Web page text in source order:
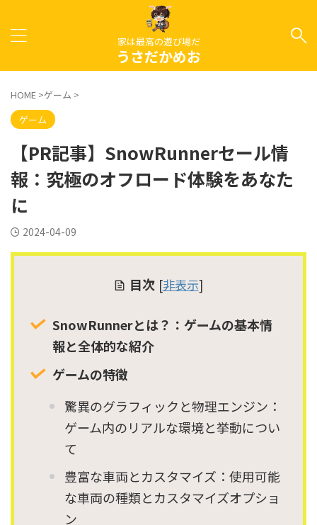
家は最高の遊び場だ
うさだかめお
HOME >ゲーム >
ゲーム
【PR記事】SnowRunnerセール情
報：究極のオフロード体験をあなた
に
2024-04-09
目次 [非表示]
SnowRunnerとは？：ゲームの基本情
報と全体的な紹介
ゲームの特徴
驚異のグラフィックと物理エンジン：
ゲーム内のリアルな環境と挙動につい
て
豊富な車両とカスタマイズ：使用可能
な車両の種類とカスタマイズオプショ
ン